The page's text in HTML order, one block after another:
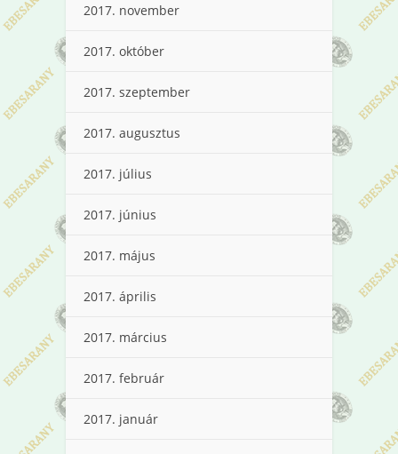
2017. november
2017. október
2017. szeptember
2017. augusztus
2017. július
2017. június
2017. május
2017. április
2017. március
2017. február
2017. január